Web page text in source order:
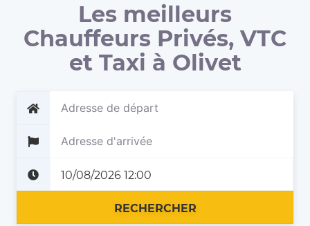
Les meilleurs
Chauffeurs Privés, VTC
et Taxi à Olivet
RECHERCHER